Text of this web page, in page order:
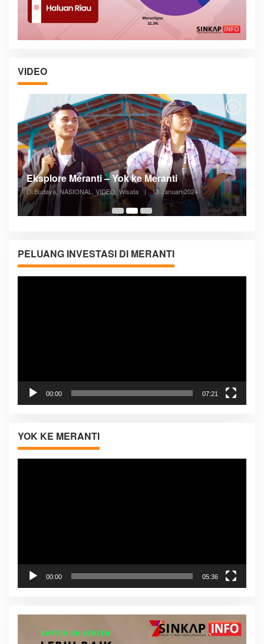
VIDEO
05:08
Posyandu Melayani Semua Siklus Hidup
Di ADVERTORIAL, Kesehatan, VIDEO 27 Desember 2023
PELUANG INVESTASI DI MERANTI
00:00 07:21
YOK KE MERANTI
00:00 05:36